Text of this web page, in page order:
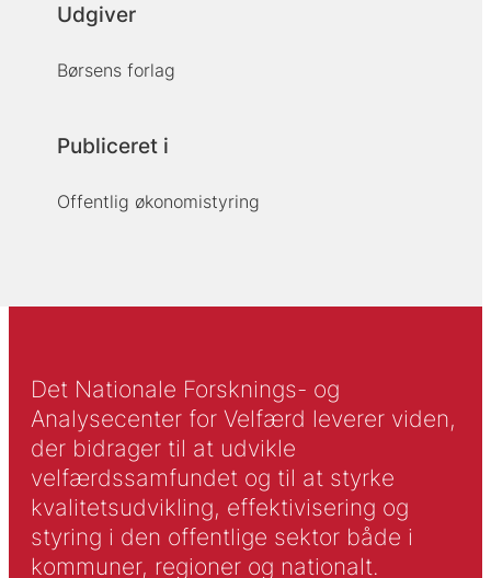
Udgiver
Børsens forlag
Publiceret i
Offentlig økonomistyring
Det Nationale Forsknings- og
Analysecenter for Velfærd leverer viden,
der bidrager til at udvikle
velfærdssamfundet og til at styrke
kvalitetsudvikling, effektivisering og
styring i den offentlige sektor både i
kommuner, regioner og nationalt.